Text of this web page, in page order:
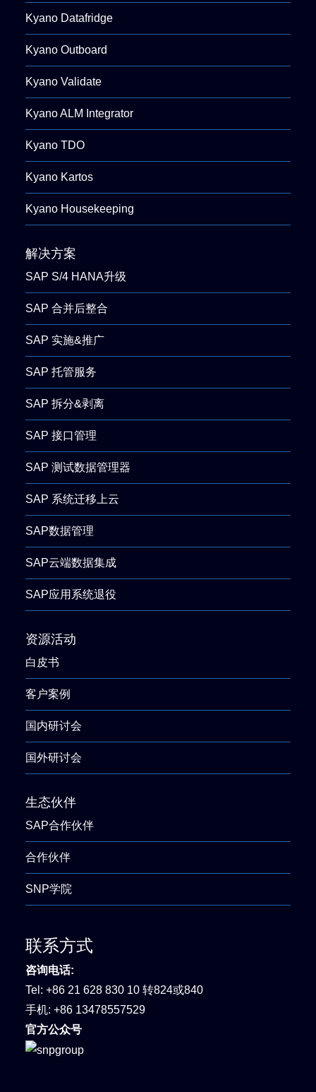
Kyano Datafridge
Kyano Outboard
Kyano Validate
Kyano ALM Integrator
Kyano TDO
Kyano Kartos
Kyano Housekeeping
解决方案
SAP S/4 HANA升级
SAP 合并后整合
SAP 实施&推广
SAP 托管服务
SAP 拆分&剥离
SAP 接口管理
SAP 测试数据管理器
SAP 系统迁移上云
SAP数据管理
SAP云端数据集成
SAP应用系统退役
资源活动
白皮书
客户案例
国内研讨会
国外研讨会
生态伙伴
SAP合作伙伴
合作伙伴
SNP学院
联系方式
咨询电话:
Tel: +86 21 628 830 10 转824或840
手机: +86 13478557529
官方公众号